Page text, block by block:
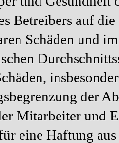
Betreibers auf
Schäden und
der
Mitarbeiter und
eine Haftung